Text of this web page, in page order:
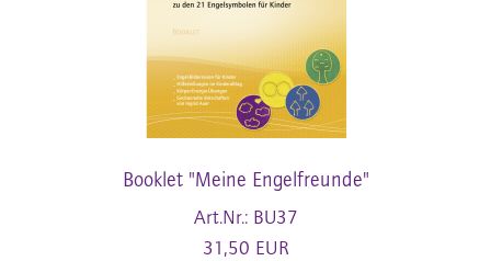
Booklet "Meine Engelfreunde"
Art.Nr.: BU37
31,50 EUR